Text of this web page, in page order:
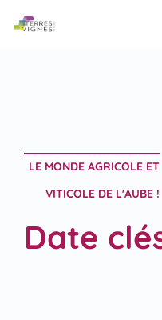
LE MONDE AGRICOLE ET
VITICOLE DE L'AUBE !
Date